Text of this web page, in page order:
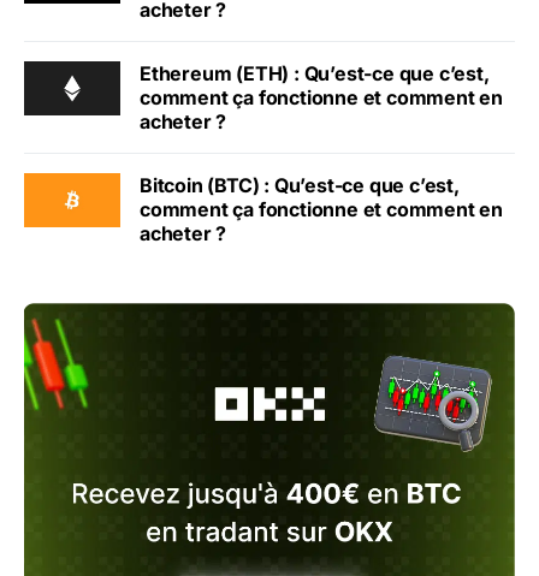
acheter ?
Ethereum (ETH) : Qu’est-ce que c’est,
comment ça fonctionne et comment en
acheter ?
Bitcoin (BTC) : Qu’est-ce que c’est,
comment ça fonctionne et comment en
acheter ?